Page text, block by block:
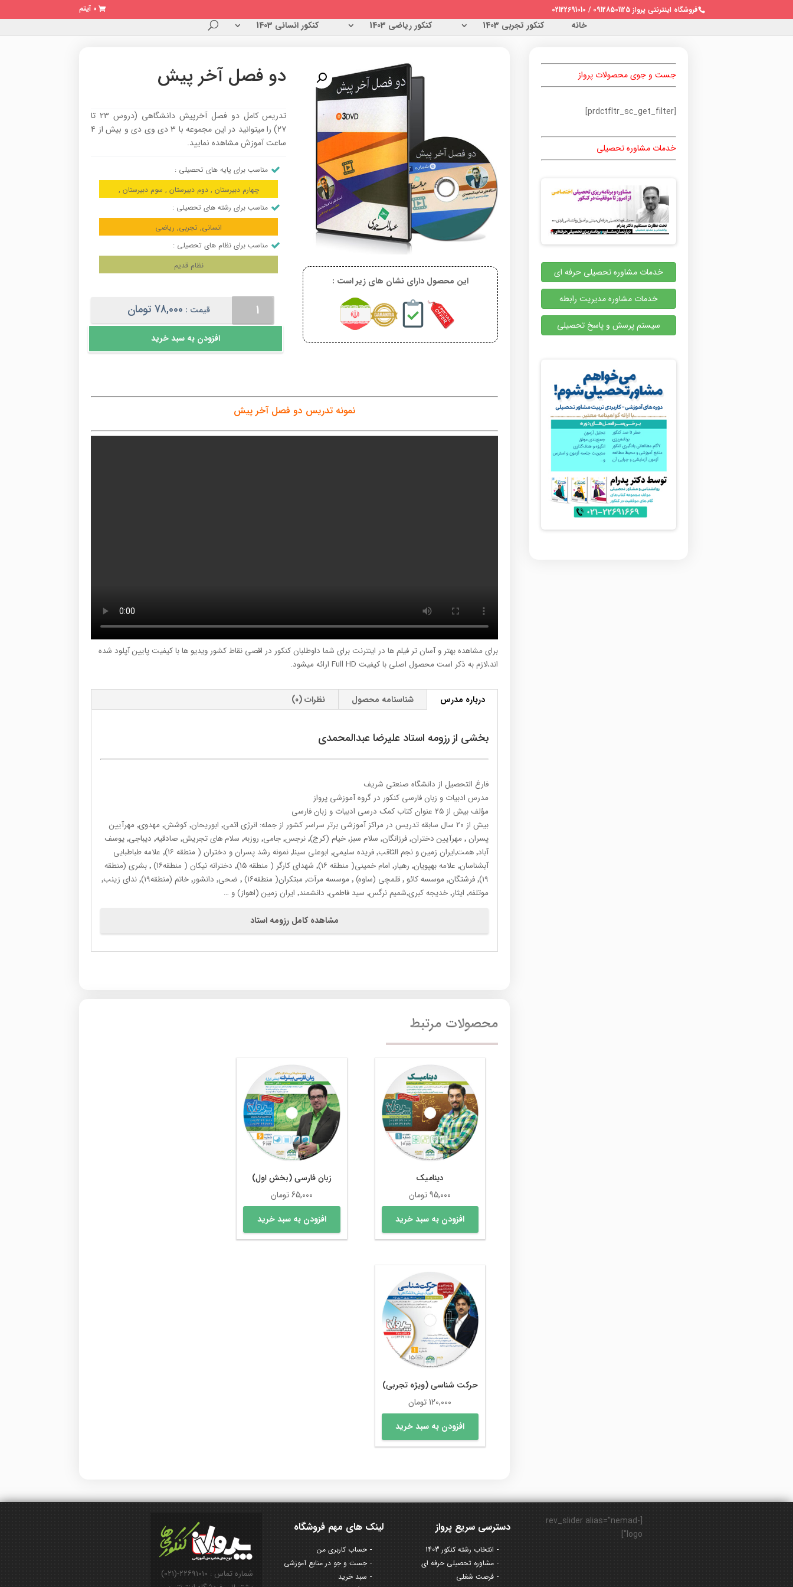
فروشگاه اینترنتی پرواز 09128501125 / 02122691010 0 آیتم
خانه کنکور تجربی 1403 کنکور ریاضی 1403 کنکور انسانی 1403
این محصول دارای نشان های زیر است :
دو فصل آخر پیش
تدریس کامل دو فصل آخرپیش دانشگاهی (دروس ۲۳ تا
۲۷) را می­توانید در این مجموعه با ۳ دی وی دی و بیش از ۴
ساعت آموزش مشاهده نمایید.
مناسب برای پایه های تحصیلی :
چهارم دبیرستان , دوم دبیرستان , سوم دبیرستان ,
مناسب برای رشته های تحصیلی :
انسانی, تجربی, ریاضی
مناسب برای نظام های تحصیلی :
نظام قدیم
آخر
عدد
قیمت : 78,000 تومان
افزودن به سبد خرید
نمونه تدریس دو فصل آخر پیش
برای مشاهده بهتر و آسان تر فیلم ها در اینترنت برای شما داوطلبان کنکور در اقصی نقاط کشور ویدیو ها با کیفیت پایین آپلود شده
اند،لازم به ذکر است محصول اصلی با کیفیت Full HD ارائه میشود.
درباره مدرس شناسنامه محصول نظرات (0)
بخشی از رزومه استاد علیرضا عبدالمحمدی
فارغ التحصیل از دانشگاه صنعتی شریف
مدرس ادبیات و زبان فارسی کنکور در گروه آموزشی پرواز
مؤلف بیش از ۲۵ عنوان کتاب کمک درسی ادبیات و زبان فارسی
بیش از ۲۰ سال سابقه تدریس در مراکز آموزشی برتر سراسر کشور از جمله: انرژی اتمی٬ ابوریحان٬ کوشش٬ مهدوی٬ مهرآیین
پسران ٬ مهرآیین دختران٬ فرزانگان٬ سلام سبز٬ خیام (کرج)٬ نرجس٬ جامی٬ روزبه٬ سلام های تجریش٬ صادقیه٬ دیباجی٬ یوسف
آباد٬ همت٬ایران زمین و نجم الثاقب٬ فریده سلیمی٬ ابوعلی سینا٬ نمونه رشد پسران و دختران ( منطقه ۱۶)٬ علامه طباطبایی
آبشناسان٬ علامه بهپویان٬ رهیار٬ امام خمینی( منطقه ۱۶)٬ شهدای کارگر ( منطقه ۱۵)٬ دخترانه نیکان ( منطقه۱۶) ٬ بشری (منطقه
۱۹)٬ فرشتگان٬ موسسه کائو ٬ قلمچی (ساوه) ٬ موسسه مرآت٬ مبتکران( منطقه۱۶) ٬ ضحی٬ دانشور٬ خاتم (منطقه۱۹)٬ ندای زینب٬
موتلفه٬ ایثار٬ خدیجه کبری٬شمیم نرگس٬ سید فاطمی٬ دانشمند٬ ایران زمین (اهواز) و …
مشاهده کامل رزومه استاد
محصولات مرتبط
دینامیک
95,000تومان
افزودن به سبد خرید
زبان فارسی (بخش اول)
65,000تومان
افزودن به سبد خرید
حرکت شناسی (ویژه تجربی)
120,000تومان
افزودن به سبد خرید
جست و جوی محصولات پرواز
[prdctfltr_sc_get_filter]
خدمات مشاوره تحصیلی
خدمات مشاوره تحصیلی حرفه ای
خدمات مشاوره مدیریت رابطه
سیستم پرسش و پاسخ تحصیلی
شماره تماس : ۲۲۶۹۱۰۱۰-(۰۲۱)
لینک های مهم فروشگاه
حساب کاربری من
جست و جو در منابع آموزشی
سبد خرید
دسترسی سریع پرواز
انتخاب رشته کنکور 1403
مشاوره تحصیلی حرفه ای
فرصت شغلی
[rev_slider alias="nemad-
logo"]